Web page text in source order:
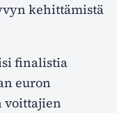
kehittämistä
finalistia
euron
voittajien